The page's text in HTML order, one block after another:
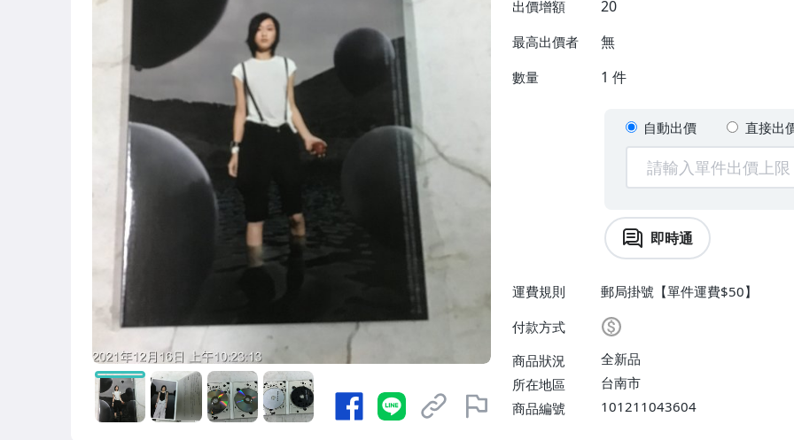
出價增額 20
最高出價者 無
數量 1 件
自動出價 直接出
即時通
運費規則
郵局掛號【單件運費$50】
付款方式
商品狀況
全新品
所在地區
台南市
商品編號
101211043604